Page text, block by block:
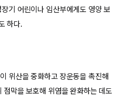
기 어린이나 임산부에게도 영양 보
하다.
위산을 중화하고 장운동을 촉진해
점막을 보호해 위염을 완화하는 데도